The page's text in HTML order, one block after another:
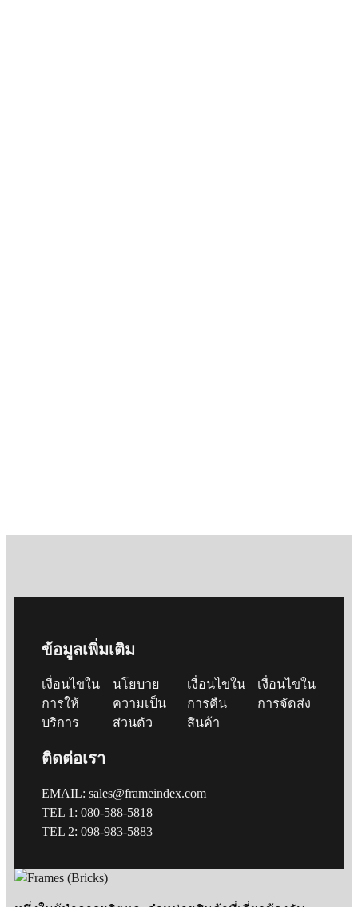
ข้อมูลเพิ่มเติม
เงื่อนไขใน
การให้
บริการ
นโยบาย
ความเป็น
ส่วนตัว
เงื่อนไขใน
การคืน
สินค้า
เงื่อนไขใน
การจัดส่ง
ติดต่อเรา
EMAIL: sales@frameindex.com
TEL 1: 080-588-5818
TEL 2: 098-983-5883